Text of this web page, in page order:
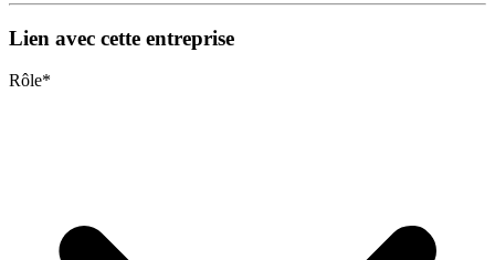
Lien avec cette entreprise
Rôle*